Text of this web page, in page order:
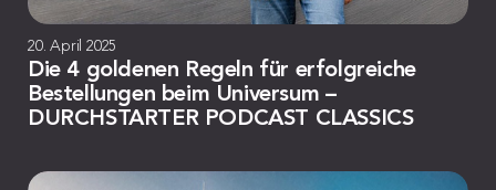
20. April 2025
Die 4 goldenen Regeln für erfolgreiche
Bestellungen beim Universum –
DURCHSTARTER PODCAST CLASSICS